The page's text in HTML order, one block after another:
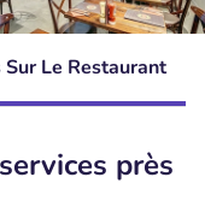
Le Restaurant
près